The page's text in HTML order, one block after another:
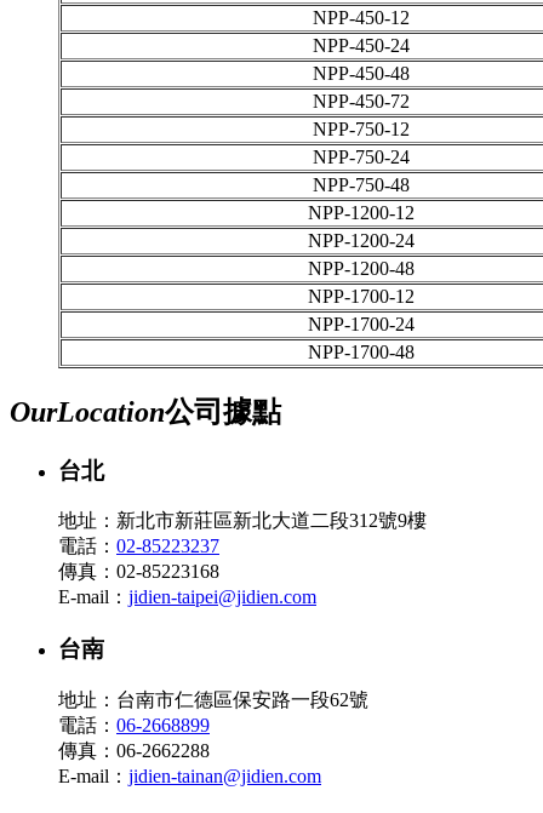
NPP-450-12
NPP-450-24
NPP-450-48
NPP-450-72
NPP-750-12
NPP-750-24
NPP-750-48
NPP-1200-12
NPP-1200-24
NPP-1200-48
NPP-1700-12
NPP-1700-24
NPP-1700-48
OurLocation公司據點
台北
地址：新北市新莊區新北大道二段312號9樓
電話： 02-85223237
傳真：02-85223168
E-mail： jidien-taipei@jidien.com
台南
地址：台南市仁德區保安路一段62號
電話： 06-2668899
傳真：06-2662288
E-mail： jidien-tainan@jidien.com